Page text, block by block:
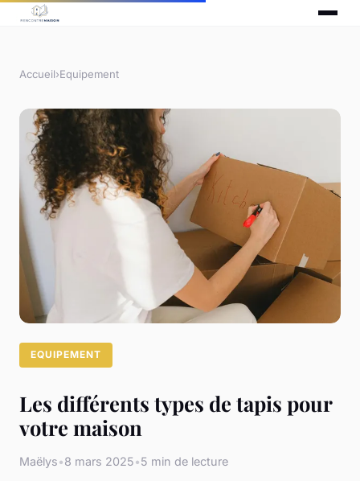
Accueil›Equipement
EQUIPEMENT
Les différents types de tapis pour
votre maison
Maëlys•8 mars 2025•5 min de lecture